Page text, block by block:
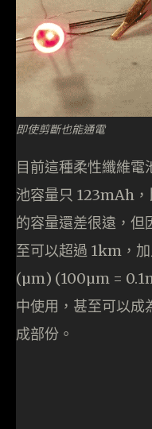
即使剪斷也能通電
目前這種柔性纖維
池容量只 123mAh
的容量還差很遠，但
至可以超過 1km，
(µm) (100µm =
中使用，甚至可以
成部份。